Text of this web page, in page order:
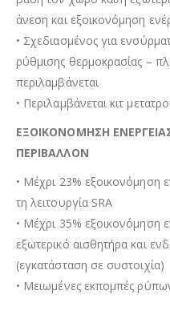
άνεση και εξοικονόµηση
• Σχεδιασµένος για
ρύθµισης θερµοκρασίας –
περιλαµβάνεται
• Περιλαμβάνεται κιτ
ΕΞΟΙΚΟΝΟΜΗΣΗ
ΠΕΡΙΒΑΛΛΟΝ
• Μέχρι 23% εξοικονόμηση
τη λειτουργία SRA
• Μέχρι 35% εξοικονόμηση
εξωτερικό αισθητήρα και
(εγκατάσταση σε συστοιχία)
• Μειωμένες εκπομπές